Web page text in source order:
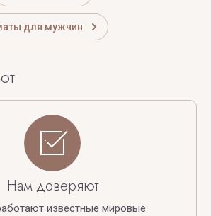
для мужчин
Нам доверяют
известные мировые